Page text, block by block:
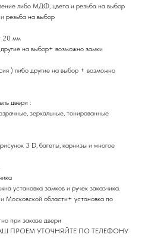
либо МДФ, цвета и резьба на выбор
резьба на выбор
20 мм
на выбор+ возможно замки
) либо другие на выбор + возможно
двери :
зеркальные, тонированные
3 D, багеты, карнизы и многое
установка замков и ручек заказчика.
Московской области+ установка по
при заказе двери
ПРОЕМ УТОЧНЯЙТЕ ПО ТЕЛЕФОНУ